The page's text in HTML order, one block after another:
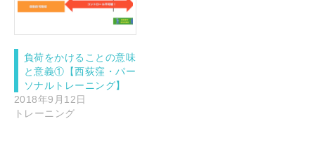
負荷をかけることの意味
と意義①【西荻窪・パー
ソナルトレーニング】
2018年9月12日
トレーニング